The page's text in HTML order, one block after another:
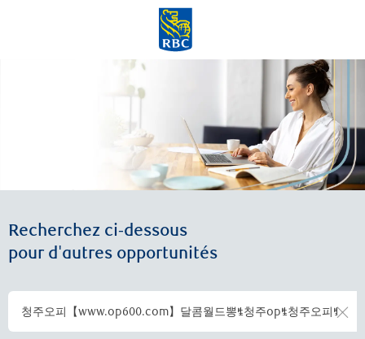
Skip to main content
Recherchez ci-dessous
pour d'autres opportunités